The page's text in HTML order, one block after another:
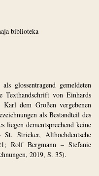
biblioteka
glossentragend gemeldeten
Texthandschrift von Einhards
dem Großen vergebenen
als Bestandteil des
liegen dementsprechend keine
Stricker, Althochdeutsche
Rolf Bergmann – Stefanie
2019, S. 35).